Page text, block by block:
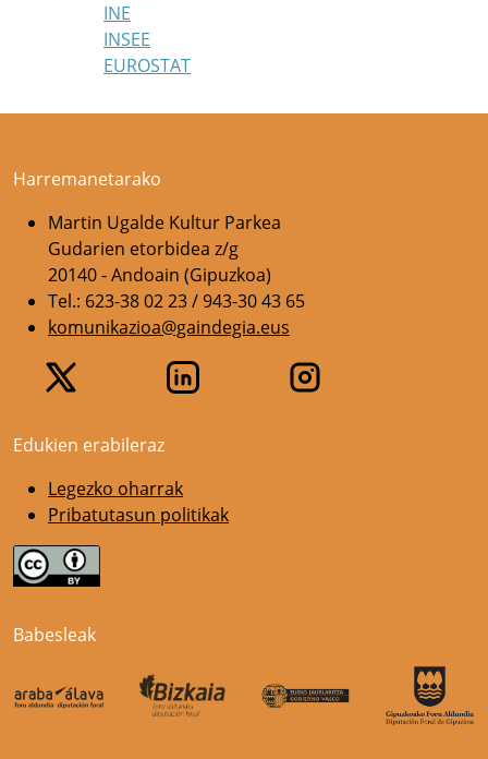
INE
INSEE
EUROSTAT
Harremanetarako
Martin Ugalde Kultur Parkea
Gudarien etorbidea z/g
20140 - Andoain (Gipuzkoa)
Tel.: 623-38 02 23 / 943-30 43 65
komunikazioa@gaindegia.eus
Edukien erabileraz
Legezko oharrak
Pribatutasun politikak
Babesleak